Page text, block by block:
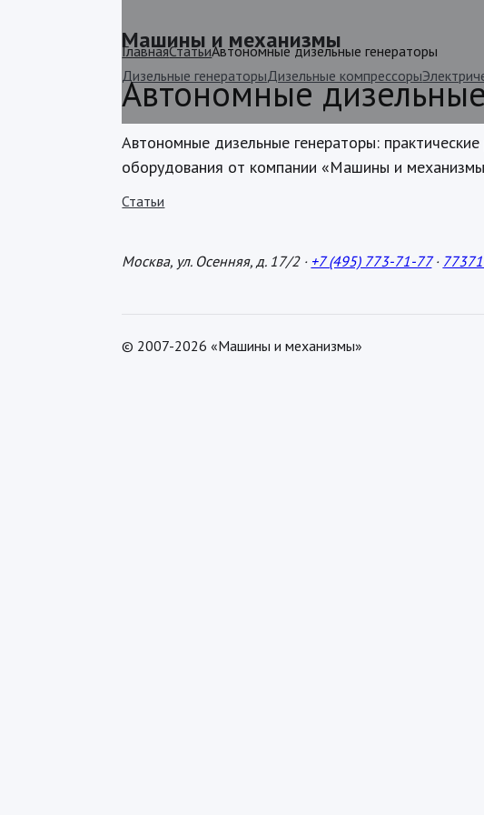
Машины и механизмы
Дизельные генераторыДизельные компрессоры
ГлавнаяСтатьиАвтономные дизельные генераторы
Автономные
Автономные дизельные генераторы:
оборудования от компании «Машины и
Статьи
Москва, ул. Осенняя, д. 17/2 · +7 (495) 773-71-77·
© 2007-2026 «Машины и механизмы»